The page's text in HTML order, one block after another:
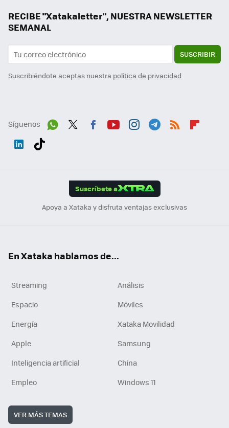
RECIBE "Xatakaletter", NUESTRA NEWSLETTER
SEMANAL
SUSCRIBIR
Suscribiéndote aceptas nuestra política de privacidad
Síguenos
Suscríbete a
Apoya a Xataka y disfruta ventajas exclusivas
En Xataka hablamos de...
Streaming
Análisis
Espacio
Móviles
Energía
Xataka Movilidad
Apple
Samsung
Inteligencia artificial
China
Empleo
Windows 11
VER MÁS TEMAS